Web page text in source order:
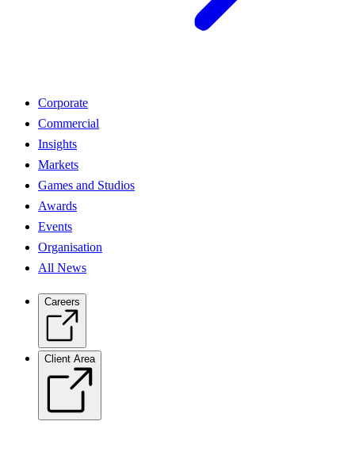
Corporate
Commercial
Insights
Markets
Games and Studios
Awards
Events
Organisation
All News
Careers
Client Area